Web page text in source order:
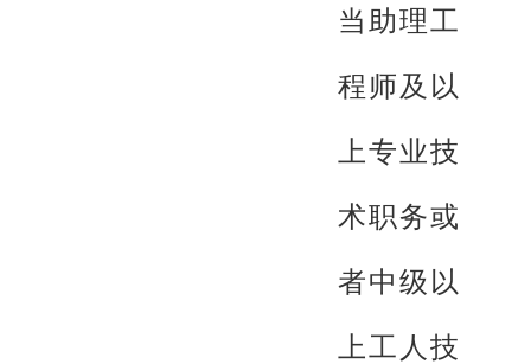
当助理工
程师及以
上专业技
术职务或
者中级以
上工人技